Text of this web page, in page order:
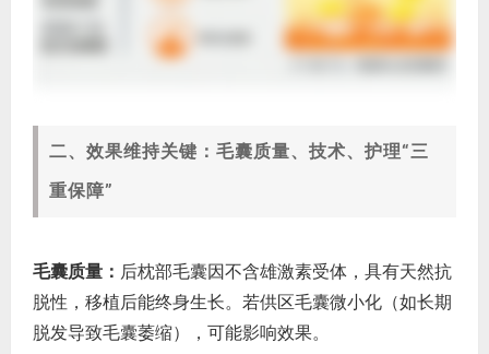
二、效果维持关键：毛囊质量、技术、护理“三
重保障”
毛囊质量： 后枕部毛囊因不含雄激素受体，具有天然抗
脱性，移植后能终身生长。若供区毛囊微小化（如长期
脱发导致毛囊萎缩），可能影响效果。